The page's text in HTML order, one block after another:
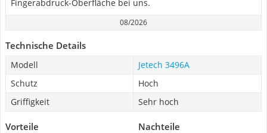
Fingerabdruck-Oberfläche bei uns.
08/2026
Technische Details
Modell
Jetech 3496A
Schutz
Hoch
Griffigkeit
Sehr hoch
Vorteile Nachteile